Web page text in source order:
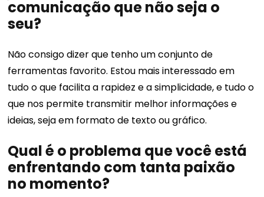
comunicação que não seja o
seu?
Não consigo dizer que tenho um conjunto de
ferramentas favorito. Estou mais interessado em
tudo o que facilita a rapidez e a simplicidade, e tudo o
que nos permite transmitir melhor informações e
ideias, seja em formato de texto ou gráfico.
Qual é o problema que você está
enfrentando com tanta paixão
no momento?